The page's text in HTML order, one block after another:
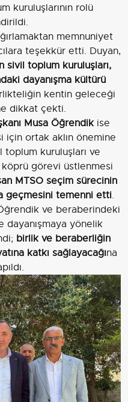
kuruluşlarının rolü
memnuniyet
teşekkür etti. Duyan,
sivil toplum kuruluşları,
dayanışma kültürü
kentin geleceği
dikkat çekti.
Musa Öğrendikise
için ortak aklın önemine
kuruluşları ve
görevi üstlenmesi
MTSO seçim sürecinin
geçmesini temenni etti.
ve beraberindeki
dayanışmaya yönelik
birlik ve beraberliğin
katkı sağlayacağına